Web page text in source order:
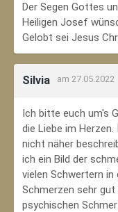
Der Segen Gottes
Heiligen Josef
Gelobt sei Jesus
Silvia am 27.05.2022
Ich bitte euch um's
die Liebe im
nicht näher
ich ein Bild der
vielen Schwertern in
Schmerzen sehr gut
psychischen